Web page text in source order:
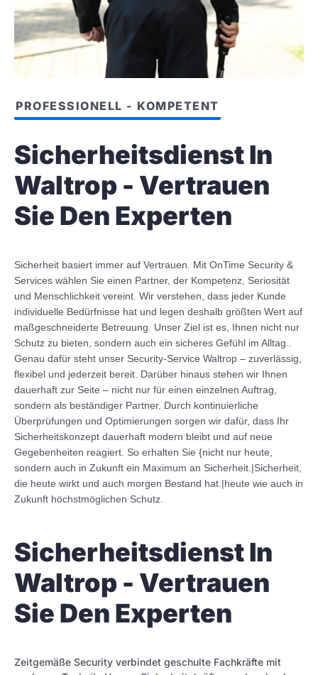
PROFESSIONELL - KOMPETENT
Sicherheitsdienst In
Waltrop - Vertrauen
Sie Den Experten
Sicherheit basiert immer auf Vertrauen. Mit OnTime Security &
Services wählen Sie einen Partner, der Kompetenz, Seriosität
und Menschlichkeit vereint. Wir verstehen, dass jeder Kunde
individuelle Bedürfnisse hat und legen deshalb größten Wert auf
maßgeschneiderte Betreuung. Unser Ziel ist es, Ihnen nicht nur
Schutz zu bieten, sondern auch ein sicheres Gefühl im Alltag..
Genau dafür steht unser Security-Service Waltrop – zuverlässig,
flexibel und jederzeit bereit. Darüber hinaus stehen wir Ihnen
dauerhaft zur Seite – nicht nur für einen einzelnen Auftrag,
sondern als beständiger Partner. Durch kontinuierliche
Überprüfungen und Optimierungen sorgen wir dafür, dass Ihr
Sicherheitskonzept dauerhaft modern bleibt und auf neue
Gegebenheiten reagiert. So erhalten Sie {nicht nur heute,
sondern auch in Zukunft ein Maximum an Sicherheit.|Sicherheit,
die heute wirkt und auch morgen Bestand hat.|heute wie auch in
Zukunft höchstmöglichen Schutz.
Sicherheitsdienst In
Waltrop - Vertrauen
Sie Den Experten
Zeitgemäße Security verbindet geschulte Fachkräfte mit